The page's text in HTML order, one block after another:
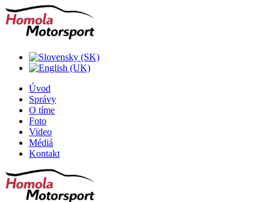
Úvod
Správy
O tíme
Foto
Video
Médiá
Kontakt